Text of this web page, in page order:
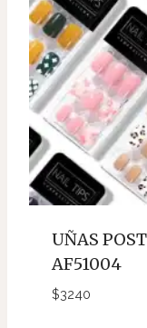
UÑAS
AF51004
$3240